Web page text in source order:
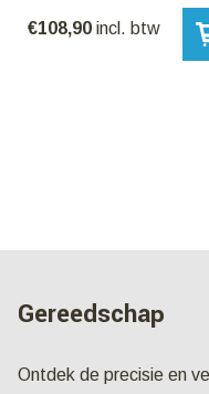
€108,90 incl. btw
Gereedschap
Ontdek de precisie en